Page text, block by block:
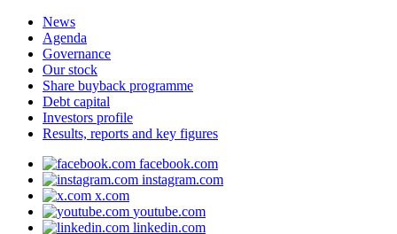
News
Agenda
Governance
Our stock
Share buyback programme
Debt capital
Investors profile
Results, reports and key figures
facebook.com
instagram.com
x.com
youtube.com
linkedin.com